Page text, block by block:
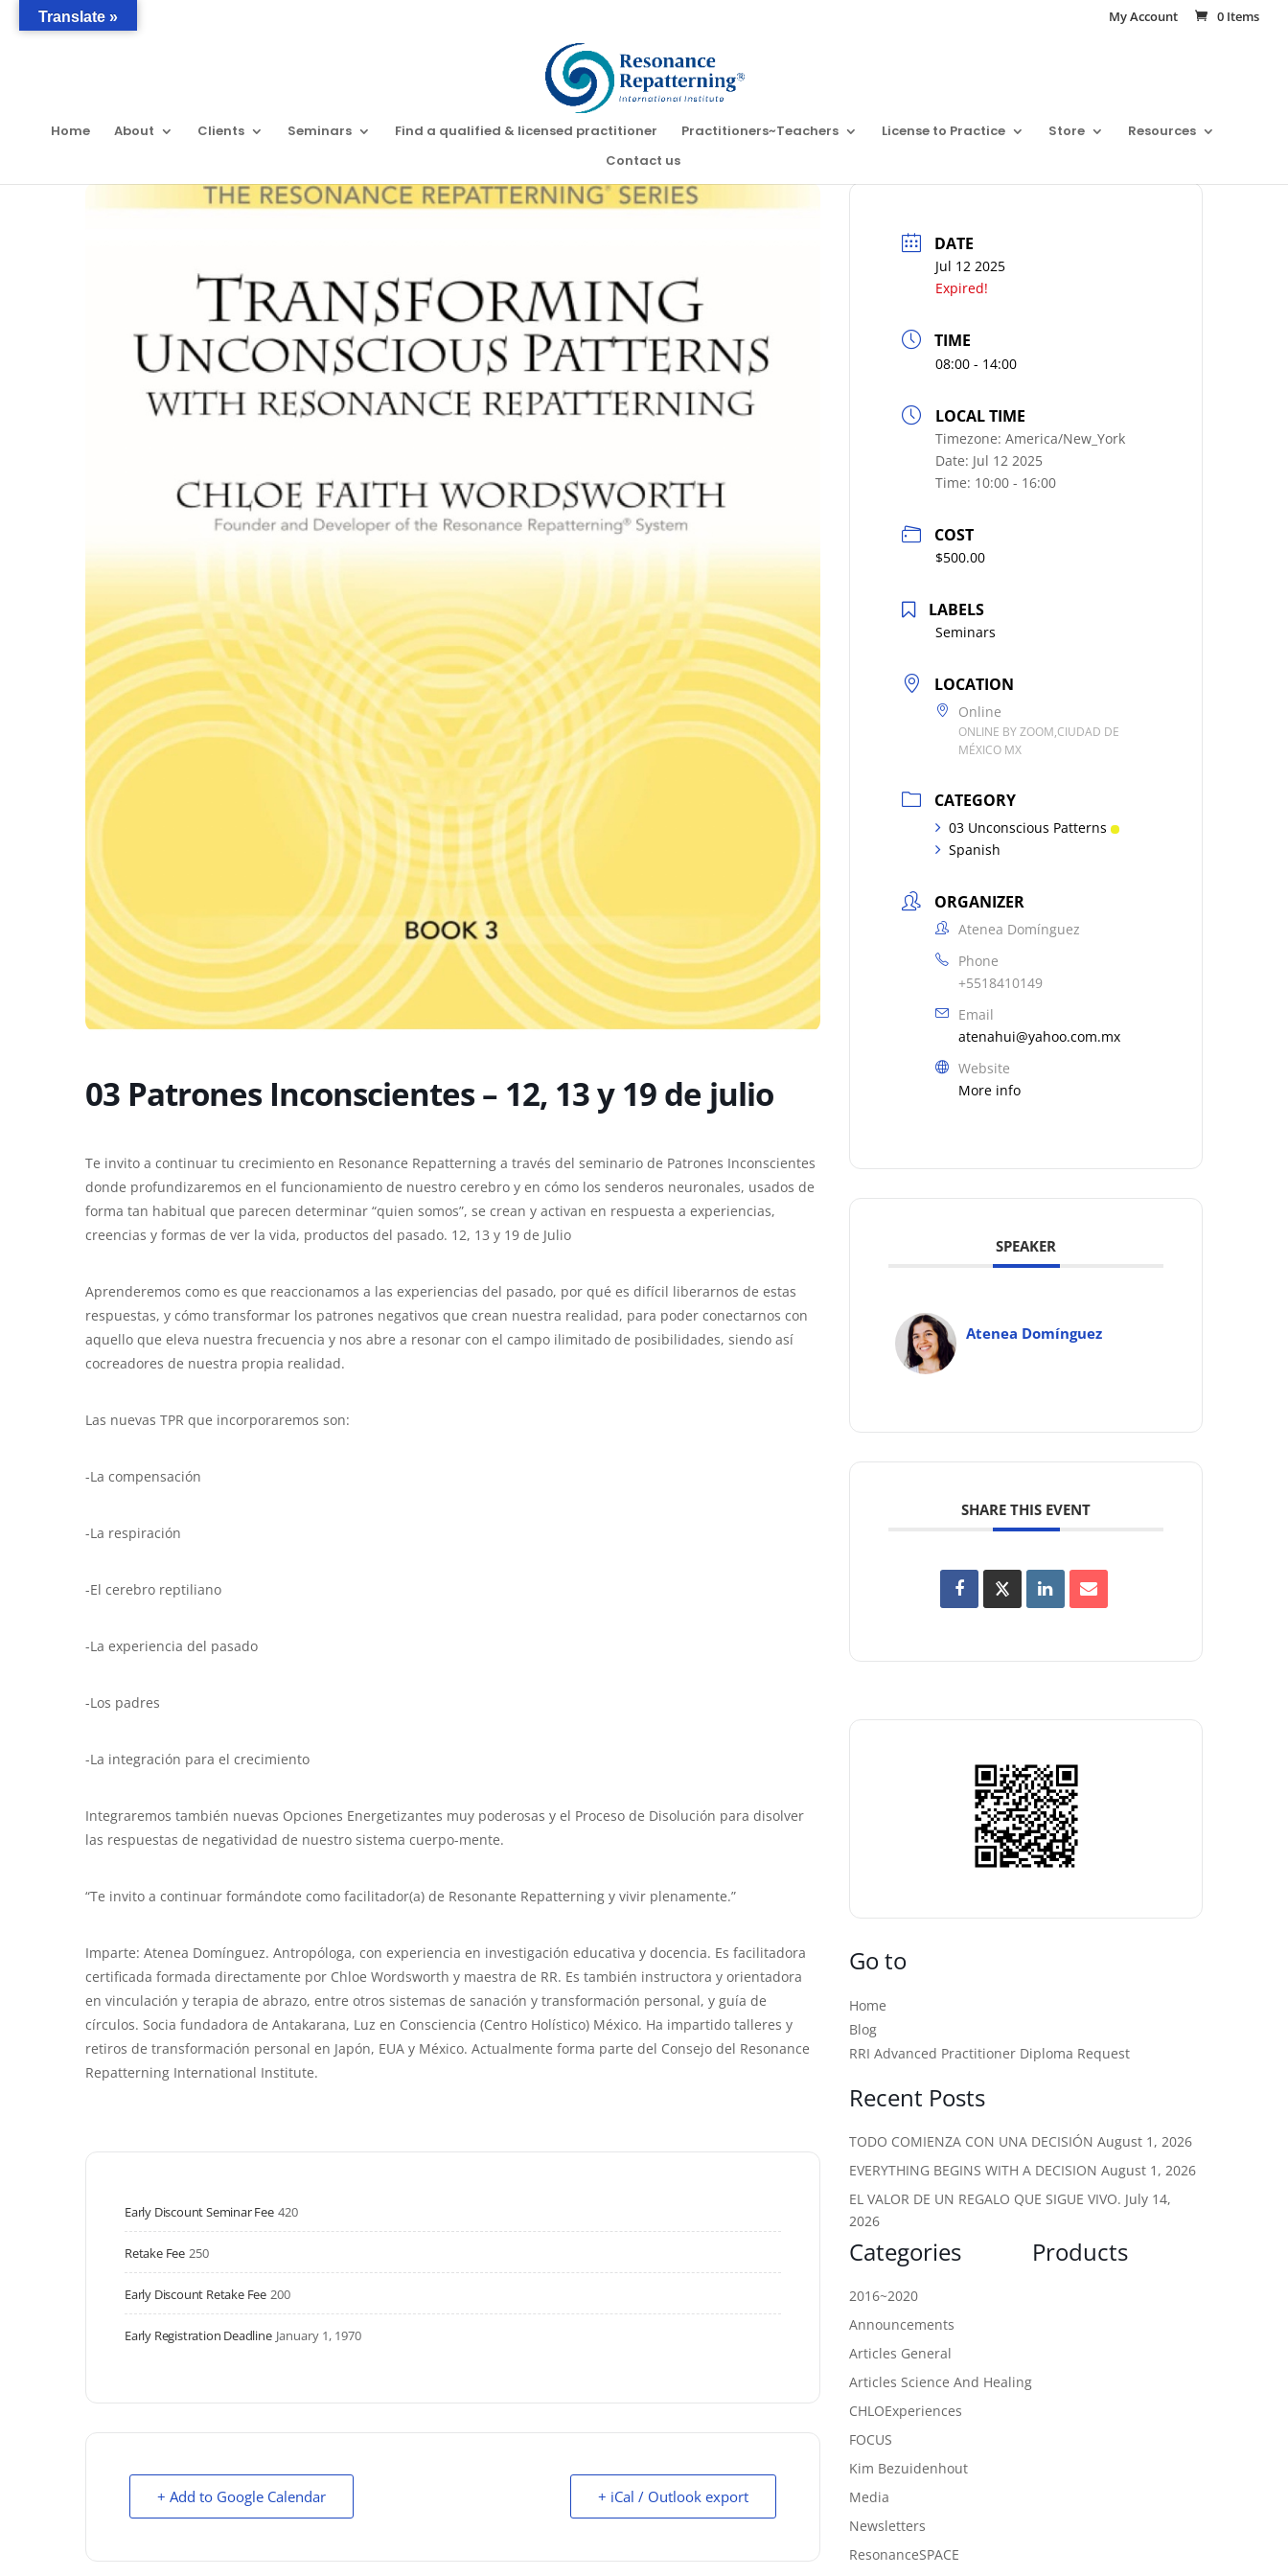
My Account 0 Items
Home About Clients Seminars Find a qualified & licensed practitioner Practitioners~Teachers License to Practice Store
Resources
Contact us
03 Patrones Inconscientes – 12, 13 y 19 de julio
Te invito a continuar tu crecimiento en Resonance Repatterning a través del seminario de Patrones Inconscientes
donde profundizaremos en el funcionamiento de nuestro cerebro y en cómo los senderos neuronales, usados de
forma tan habitual que parecen determinar “quien somos”, se crean y activan en respuesta a experiencias,
creencias y formas de ver la vida, productos del pasado. 12, 13 y 19 de Julio
Aprenderemos como es que reaccionamos a las experiencias del pasado, por qué es difícil liberarnos de estas
respuestas, y cómo transformar los patrones negativos que crean nuestra realidad, para poder conectarnos con
aquello que eleva nuestra frecuencia y nos abre a resonar con el campo ilimitado de posibilidades, siendo así
cocreadores de nuestra propia realidad.
Las nuevas TPR que incorporaremos son:
-La compensación
-La respiración
-El cerebro reptiliano
-La experiencia del pasado
-Los padres
-La integración para el crecimiento
Integraremos también nuevas Opciones Energetizantes muy poderosas y el Proceso de Disolución para disolver
las respuestas de negatividad de nuestro sistema cuerpo-mente.
“Te invito a continuar formándote como facilitador(a) de Resonante Repatterning y vivir plenamente.”
Imparte: Atenea Domínguez. Antropóloga, con experiencia en investigación educativa y docencia. Es facilitadora
certificada formada directamente por Chloe Wordsworth y maestra de RR. Es también instructora y orientadora
en vinculación y terapia de abrazo, entre otros sistemas de sanación y transformación personal, y guía de
círculos. Socia fundadora de Antakarana, Luz en Consciencia (Centro Holístico) México. Ha impartido talleres y
retiros de transformación personal en Japón, EUA y México. Actualmente forma parte del Consejo del Resonance
Repatterning International Institute.
Early Discount Seminar Fee 420
Retake Fee 250
Early Discount Retake Fee 200
Early Registration Deadline January 1, 1970
+ Add to Google Calendar + iCal / Outlook export
DATE
Jul 12 2025
Expired!
TIME
08:00 - 14:00
LOCAL TIME
Timezone:America/New_York
Date: Jul 12 2025
Time: 10:00 - 16:00
COST
$500.00
LABELS
Seminars
LOCATION
Online
ONLINE BY ZOOM,CIUDAD DE
MÉXICO MX
CATEGORY
03 Unconscious Patterns
Spanish
ORGANIZER
Atenea Domínguez
Phone
+5518410149
Email
atenahui@yahoo.com.mx
Website
More info
SPEAKER
Atenea Domínguez
SHARE THIS EVENT
Go to
Home
Blog
RRI Advanced Practitioner Diploma Request
Recent Posts
TODO COMIENZA CON UNA DECISIÓN August 1, 2026
EVERYTHING BEGINS WITH A DECISION August 1, 2026
EL VALOR DE UN REGALO QUE SIGUE VIVO. July 14,
2026
Categories
2016~2020
Announcements
Articles General
Articles Science And Healing
CHLOExperiences
FOCUS
Kim Bezuidenhout
Media
Newsletters
ResonanceSPACE
Products
Translate »